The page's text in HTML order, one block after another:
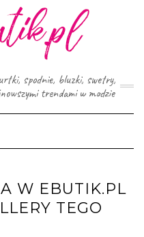
spodnie, bluzki, swetry,
trendami w modzie
W EBUTIK.PL
TEGO